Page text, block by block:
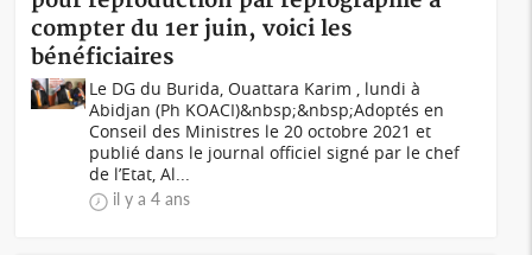
compter du 1er juin, voici les
bénéficiaires
Le DG du Burida, Ouattara Karim , lundi à
Abidjan (Ph KOACI)&nbsp;&nbsp;Adoptés en
Conseil des Ministres le 20 octobre 2021 et
publié dans le journal officiel signé par le chef
de l’Etat, Al...
il y a 4 ans